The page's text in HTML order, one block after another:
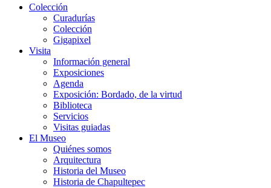
Colección
Curadurías
Colección
Gigapixel
Visita
Información general
Exposiciones
Agenda
Exposición: Bordado, de la virtud
Biblioteca
Servicios
Visitas guiadas
El Museo
Quiénes somos
Arquitectura
Historia del Museo
Historia de Chapultepec